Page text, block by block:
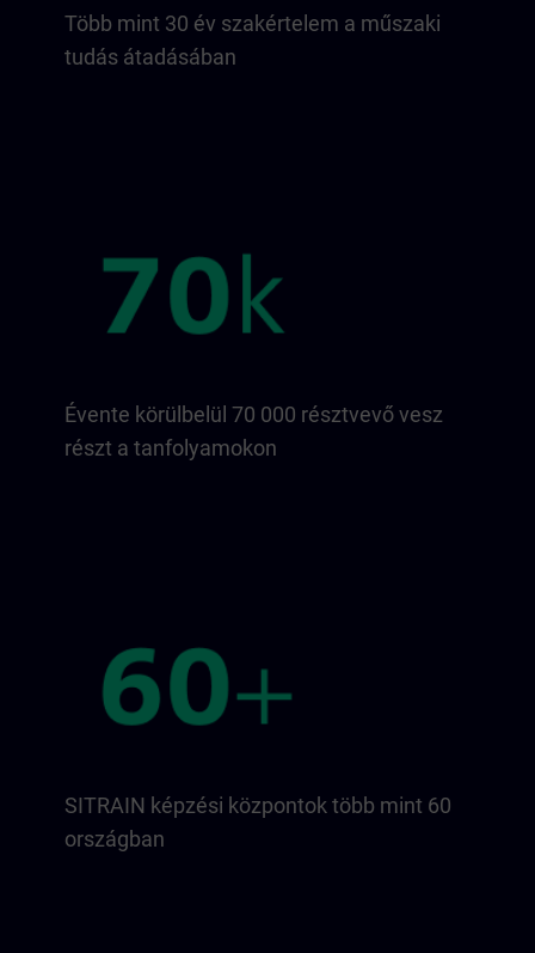
Több mint 30 év szakértelem a műszaki
tudás átadásában
Évente körülbelül 70 000 résztvevő vesz
részt a tanfolyamokon
SITRAIN képzési központok több mint 60
országban